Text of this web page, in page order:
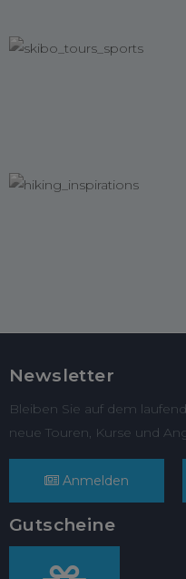
Newsletter
Bleiben Sie auf dem
neue Touren, Kurse und
Anmelden
Gutscheine